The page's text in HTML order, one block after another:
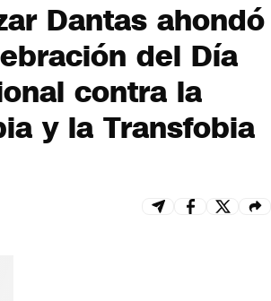
Dantas ahondó
del Día
contra la
y la Transfobia